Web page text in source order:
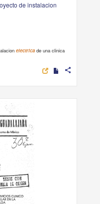
de instalacion
electrica de una clinica
share